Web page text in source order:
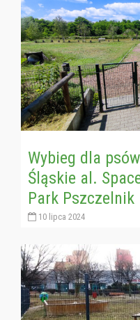
Wybieg dla
Śląskie al.
Park Pszczelnik
10 lipca 2024